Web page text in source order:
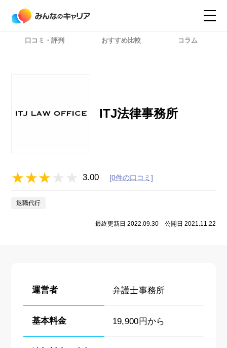
口コミ・評判 おすすめ比較 コラム
ITJ法律事務所
3.00 [0件の口コミ]
退職代行
最終更新日 2022.09.30 公開日 2021.11.22
運営者 弁護士事務所
基本料金 19,900円から